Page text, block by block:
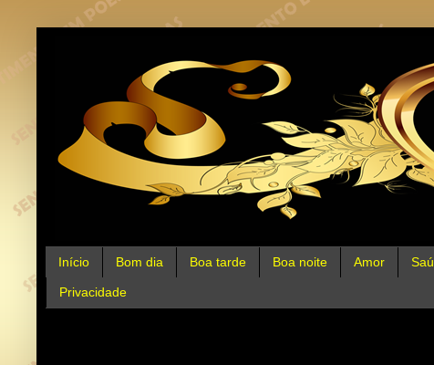
Início Bom dia Boa tarde Boa noite Amor
Privacidade